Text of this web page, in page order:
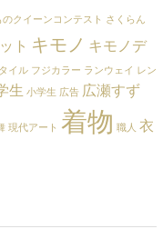
のクイーンコンテスト さくらん
ト キモノ キモノデ
イル フジカラー ランウェイ レン
生 小学生 広告 広瀬すず
現代アート 着物 職人 衣